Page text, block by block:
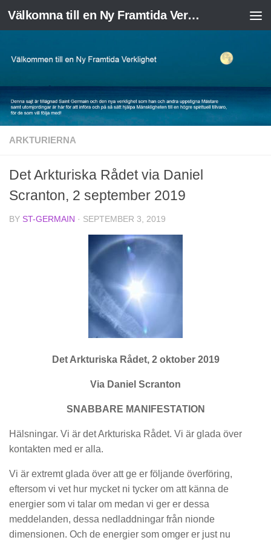
Skip to content Välkomna till en Ny Framtida Verklighet
ARKTURIERNA
Det Arkturiska Rådet via Daniel
Scranton, 2 september 2019
BY ST-GERMAIN · SEPTEMBER 3, 2019
Det Arkturiska Rådet, 2 oktober 2019
Via Daniel Scranton
SNABBARE MANIFESTATION
Hälsningar. Vi är det Arkturiska Rådet. Vi är glada över
kontakten med er alla.
Vi är extremt glada över att ge er följande överföring,
eftersom vi vet hur mycket ni tycker om att känna de
energier som vi talar om medan vi ger er dessa
meddelanden, dessa nedladdningar från nionde
dimensionen. Och de energier som omger er just nu